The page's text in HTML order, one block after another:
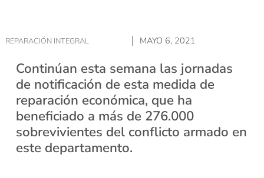
REPARACIÓN INTEGRAL MAYO 6, 2021
Continúan esta semana las jornadas
de notificación de esta medida de
reparación económica, que ha
beneficiado a más de 276.000
sobrevivientes del conflicto armado en
este departamento.